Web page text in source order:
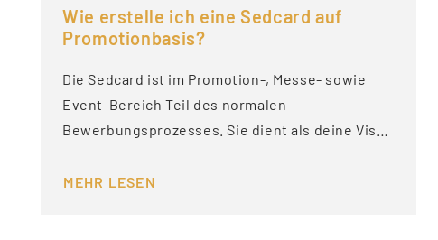
Wie erstelle ich eine Sedcard auf
Promotionbasis?
Die Sedcard ist im Promotion-, Messe- sowie
Event-Bereich Teil des normalen
Bewerbungsprozesses. Sie dient als deine Vis…
MEHR LESEN